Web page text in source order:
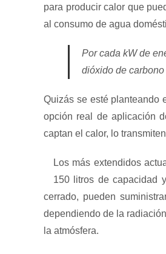
para producir calor que
al consumo de agua
Por cada kW de
dióxido de
Quizás se esté planteando
opción real de aplicación
captan el calor, lo
Los más extendidos
150 litros de capacidad
cerrado, pueden
dependiendo de la
la atmósfera.